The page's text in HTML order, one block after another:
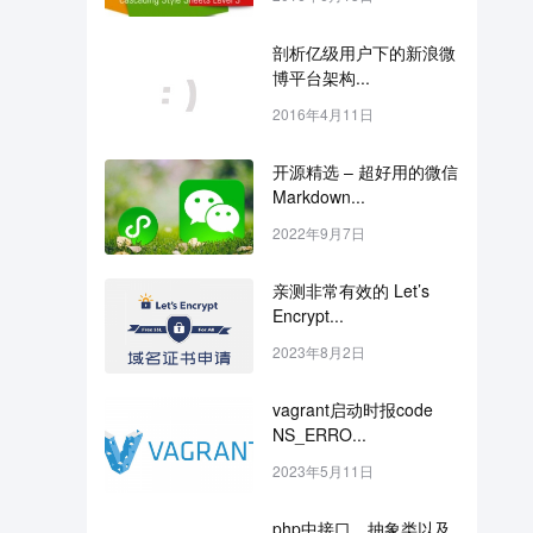
剖析亿级用户下的新浪微
博平台架构...
2016年4月11日
开源精选 – 超好用的微信
Markdown...
2022年9月7日
亲测非常有效的 Let’s
Encrypt...
2023年8月2日
vagrant启动时报code
NS_ERRO...
2023年5月11日
php中接口、抽象类以及